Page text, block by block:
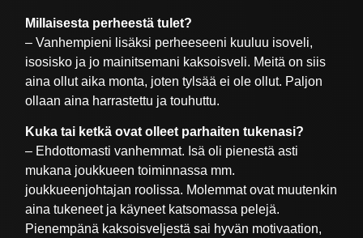
Millaisesta perheestä tulet?
– Vanhempieni lisäksi perheeseeni kuuluu isoveli,
isosisko ja jo mainitsemani kaksoisveli. Meitä on siis
aina ollut aika monta, joten tylsää ei ole ollut. Paljon
ollaan aina harrastettu ja touhuttu.
Kuka tai ketkä ovat olleet parhaiten tukenasi?
– Ehdottomasti vanhemmat. Isä oli pienestä asti
mukana joukkueen toiminnassa mm.
joukkueenjohtajan roolissa. Molemmat ovat muutenkin
aina tukeneet ja käyneet katsomassa pelejä.
Pienempänä kaksoisveljestä sai hyvän motivaation,